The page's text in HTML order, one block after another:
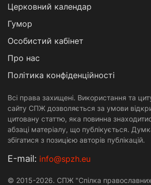
Церковний календар
Гумор
Особистий кабінет
Про нас
Політика конфіденційності
Всі права захищені. Використання та
сайту СПЖ дозволяється за умови
цитовану статтю, яка повинна
абзаці матеріалу, що публікується.
збігатися з позицією авторів публікацій.
Е-mail: info@spzh.eu
© 2015-2026. СПЖ "Спілка православних